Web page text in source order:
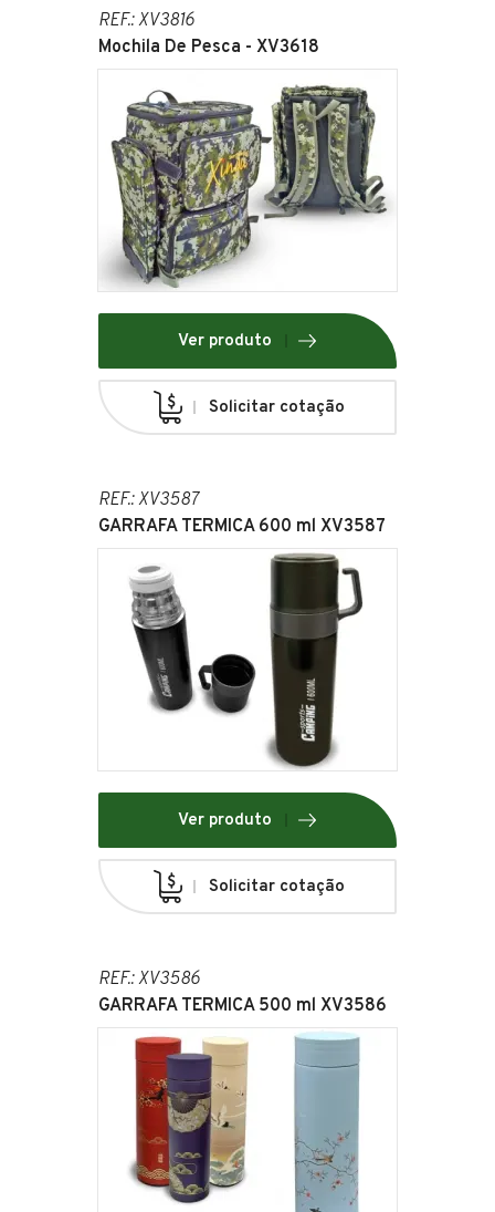
REF.: XV3816
Mochila De Pesca - XV3618
Ver produto
Solicitar cotação
REF.: XV3587
GARRAFA TERMICA 600 ml XV3587
Ver produto
Solicitar cotação
REF.: XV3586
GARRAFA TERMICA 500 ml XV3586